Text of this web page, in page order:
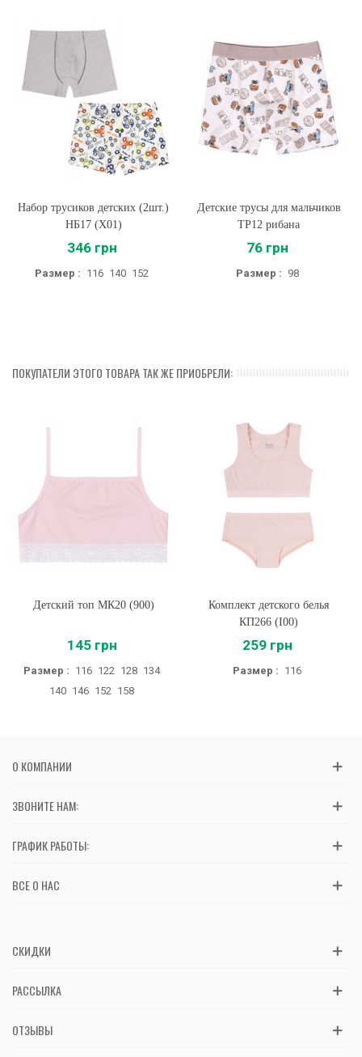
Набор трусиков детских (2шт.)
НБ17 (X01)
346 грн
Размер : 116 140 152
Детские трусы для мальчиков
ТР12 рибана
76 грн
Размер : 98
ПОКУПАТЕЛИ ЭТОГО ТОВАРА ТАК ЖЕ ПРИОБРЕЛИ:
Детский топ МК20 (900)
145 грн
Размер : 116 122 128 134
140 146 152 158
Комплект детского белья
КП266 (I00)
259 грн
Размер : 116
О КОМПАНИИ
ЗВОНИТЕ НАМ:
ГРАФИК РАБОТЫ:
ВСЕ О НАС
СКИДКИ
РАССЫЛКА
ОТЗЫВЫ